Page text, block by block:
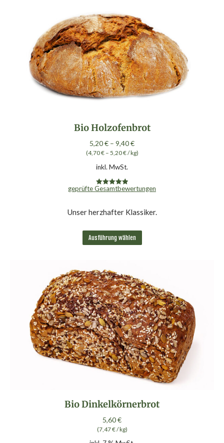
auf.
Die
Optionen
können
auf
der
Produktseite
Bio Holzofenbrot
5,20€ – 9,40€
(4,70€– 5,20€/kg)
inkl. MwSt.
Bewertet mit
geprüfte Gesamtbewertungen
Unser herzhafter Klassiker.
Ausführung wählen
Produkt
Varianten
auf.
Die
Optionen
können
auf
der
Produktseite
gewählt
Bio Dinkelkörnerbrot
5,60€
(7,47€/kg)